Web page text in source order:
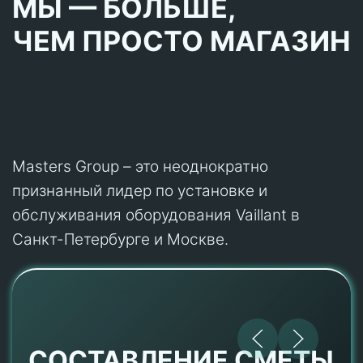
МЫ — БОЛЬШЕ,
ЧЕМ ПРОСТО МАГАЗИН
Masters Group – это неоднократно
признанный лидер по установке и
обслуживания оборудования Vaillant в
Санкт-Петербурге и Москве.